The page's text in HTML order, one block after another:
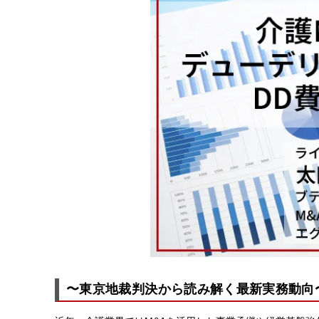
〜東京地裁判決から読み解く最新実務動向